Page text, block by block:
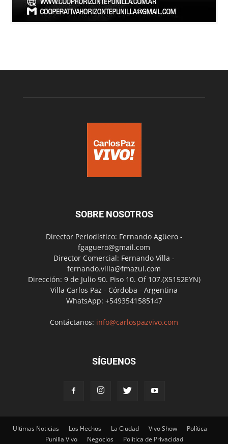
SOBRE NOSOTROS
Director Periodístico: Fernando Agüero -
fgaguero@gmail.com
Director Comercial: Fernando Villa -
fernando.villa@fmazul.com
Dirección: 9 de Julio 90. Piso 10. Of 107.(X5152EYN)
Villa Carlos Paz - Córdoba - Argentina
WhatsApp: +5493541585147
Contáctanos: info@carlospazvivo.com
SÍGUENOS
Ultimas Noticias Los Hechos La Ciudad Vivo Show
Política
Punilla Vivo
Negocios Política de Privacidad